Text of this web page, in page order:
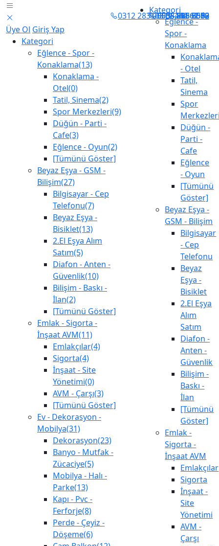
Üye Ol Giriş Yap
Kategori
Eğlence - Spor -
Konaklama(13)
Konaklama -
Otel(0)
Tatil, Sinema(2)
Spor Merkezleri(9)
Düğün - Parti -
Cafe(3)
Eğlence - Oyun(2)
[Tümünü Göster]
Beyaz Eşya - GSM -
Bilişim(27)
Bilgisayar - Cep
Telefonu(7)
Beyaz Eşya -
Bisiklet(13)
2.El Eşya Alım
Satım(5)
Diafon - Anten -
Güvenlik(10)
Bilişim - Baskı -
İlan(2)
[Tümünü Göster]
Emlak - Sigorta -
İnşaat AVM(11)
Emlakçılar(4)
Sigorta(4)
İnşaat - Site
Yönetimi(0)
AVM - Çarşı(3)
[Tümünü Göster]
Ev - Dekorasyon -
Mobilya(31)
Dekorasyon(23)
Banyo - Mutfak -
Zücaciye(5)
Mobilya - Halı -
Parke(13)
Kapı - Pvc -
Ferforje(8)
Perde - Çeyiz -
Döşeme(6)
Kategori
Eğlence -
Spor -
Konaklama
- Otel
Tatil,
Sinema
Spor
Düğün -
Parti -
Cafe
Eğlence
- Oyun
[Tümünü
Göster]
Beyaz Eşya -
GSM - Bilişim
Bilgisayar
- Cep
Telefonu
Beyaz
Eşya -
Bisiklet
2.El Eşya
Alım
Satım
Diafon -
Anten -
Güvenlik
Bilişim -
Baskı -
İlan
[Tümünü
Göster]
Emlak -
Sigorta -
İnşaat AVM
Emlakçılar
Sigorta
İnşaat -
Site
Yönetimi
AVM -
Çarşı
0312 282 62 72
0312 283 0505 - 283 8555
0505 815 0663
0538 896 6080
444 61 62